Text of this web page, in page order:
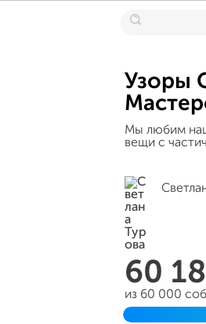
Узоры
Мы любим
вещи с
60
из 60 000